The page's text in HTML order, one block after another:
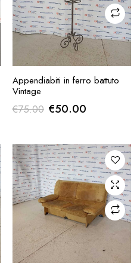
RICHIESTA
Appendiabiti in ferro battuto
Vintage
€75.00 Il
originale
era:
€75.00.
€50.00Il
attuale
è:
€50.00.